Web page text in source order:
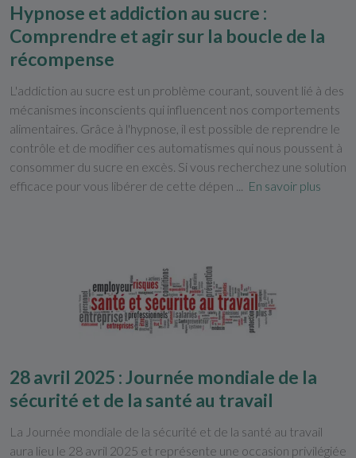
Hypnose et addiction au sucre :
Comprendre et agir sur la boucle de la
récompense
L'addiction au sucre est un problème courant, souvent lié à des
mécanismes inconscients qui influencent nos comportements
alimentaires. Grâce à l'hypnose, il est possible de reprendre le
contrôle et de modifier ces automatismes qui nous poussent à
consommer du sucre en excès. Si vous recherchez une solution
efficace pour vous libérer de cette dépen ...
En savoir plus
28 avril 2025 : Journée mondiale de la
sécurité et de la santé au travail
La Journée mondiale de la sécurité et de la santé au travail
aura lieu le 28 avril 2025 et représente une occasion privilégiée